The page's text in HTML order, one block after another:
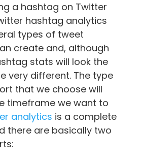
a hashtag on Twitter
hashtag analytics
types of tweet
create and, although
stats will look the
very different. The type
that we choose will
timeframe we want to
analytics is a complete
there are basically two